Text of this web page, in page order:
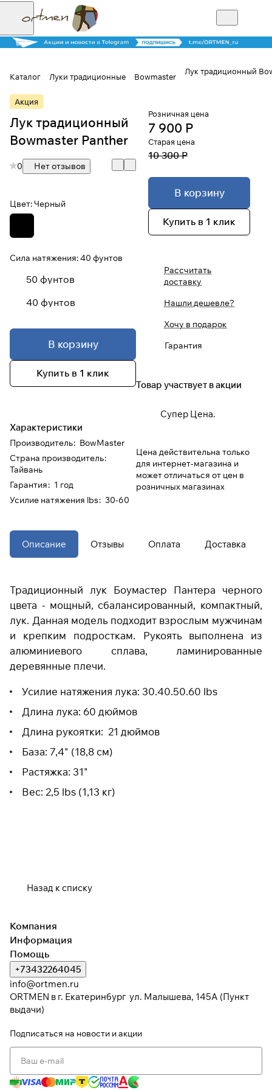
Каталог Луки традиционные Bowmaster
Лук традиционный
Акция
Лук традиционный
Bowmaster Panther
0 Нет отзывов
Цвет:Черный
Сила натяжения:40 фунтов
50 фунтов
40 фунтов
В корзину
Купить в 1 клик
Характеристики
Производитель: BowMaster
Страна производитель:
Тайвань
Гарантия: 1 год
Усилие натяжения lbs: 30-60
Розничная цена
7 900 Р
Старая цена
10 300 Р
В корзину
Купить в 1 клик
Рассчитать
доставку
Нашли дешевле?
Хочу в подарок
Гарантия
Товар участвует в акции
Супер Цена.
Цена действительна только
для интернет-магазина и
может отличаться от цен в
розничных магазинах
Описание Отзывы Оплата Доставка
Традиционный лук Боумастер Пантера черного
цвета - мощный, сбалансированный, компактный,
лук. Данная модель подходит взрослым мужчинам
и крепким подросткам. Рукоять выполнена из
алюминиевого сплава, ламинированные
деревянные плечи.
Усилие натяжения лука: 30.40.50.60 lbs
Длина лука: 60 дюймов
Длина рукоятки: 21 дюймов
База: 7,4" (18,8 см)
Растяжка: 31"
Вес: 2,5 lbs (1,13 кг)
Назад к списку
Разбейте
оплату на части
Сегодня
25
в корзину
При оформлении заказа
Оплачивайте сегодня только25
картой любого банка
выбранный способом
Оставшиеся
% будут
списываться
с вашей карты
каждые 2 недели
применяются.
Подробнее
об оплате Плайтом
Остались вопросы?
8 800 302-02-51
plait.ru
Компания
Информация
Помощь
+73432264045
info@ortmen.ru
ORTMEN в г. Екатеринбург ул. Малышева, 145А (Пункт
выдачи)
Подписаться на новости и акции